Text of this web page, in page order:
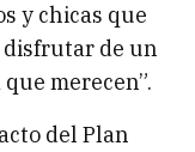
y chicas que
de un
merecen”.
del Plan